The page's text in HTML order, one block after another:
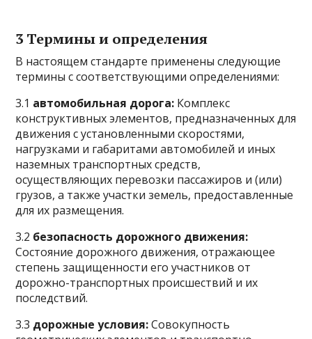
3 Термины и определения
В настоящем стандарте применены следующие
термины с соответствующими определениями:
3.1 автомобильная дорога: Комплекс
конструктивных элементов, предназначенных для
движения с установленными скоростями,
нагрузками и габаритами автомобилей и иных
наземных транспортных средств,
осуществляющих перевозки пассажиров и (или)
грузов, а также участки земель, предоставленные
для их размещения.
3.2 безопасность дорожного движения:
Состояние дорожного движения, отражающее
степень защищенности его участников от
дорожно-транспортных происшествий и их
последствий.
3.3 дорожные условия:Совокупность